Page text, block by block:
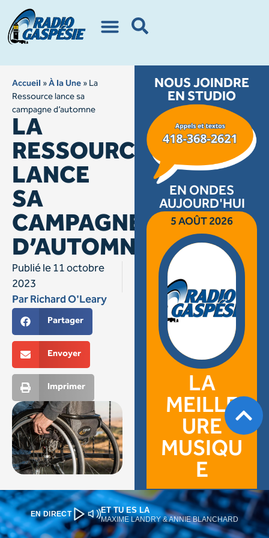
EN DIRECT ET TU ES LA
MAXIME LANDRY & ANNIE BLANCHARD